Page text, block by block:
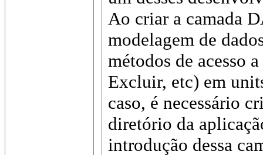
Ao criar a camada
modelagem de
métodos de acesso
Excluir, etc) em
caso, é necessário
diretório da
introdução dessa